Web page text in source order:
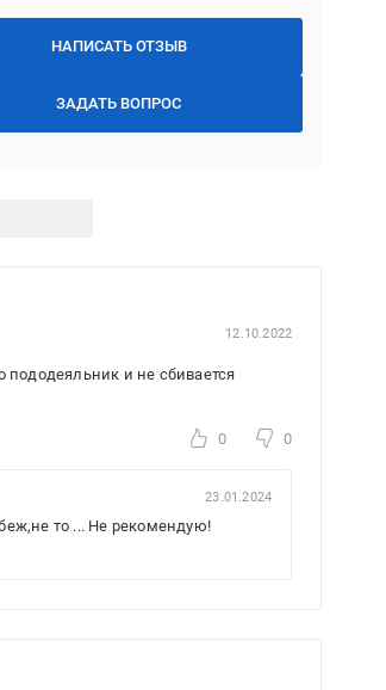
НАПИСАТЬ ОТЗЫВ
ЗАДАТЬ ВОПРОС
12.10.2022
пододеяльник и не сбивается
0 0
23.01.2024
беж,не то ... Не рекомендую!